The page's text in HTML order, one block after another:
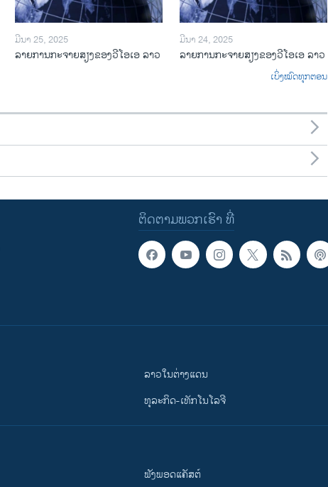
ມີນາ 25, 2025
ລາຍການກະຈາຍສຽງຂອງວີໂອເອ ລາວ
ມີນາ 24, 2025
ລາຍການກະຈາຍສຽງຂອງວີໂອເອ ລາວ
ເບິ່ງໝົດທຸກຕອນ
ຕິດຕາມພວກເຮົາ ທີ່
ລາວໃນຕ່າງແດນ
ທຸລະກິດ-ເທັກໂນໂລຈີ
ຟັງພອດແຄັສຕ໌